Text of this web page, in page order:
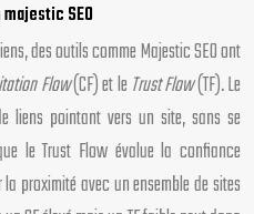
SEO
des outils comme Majestic SEO ont
Flow(CF) et leTrust Flow(TF). Le
liens pointant vers un site, sans se
le Trust Flow évalue la confiance
proximité avec un ensemble de sites